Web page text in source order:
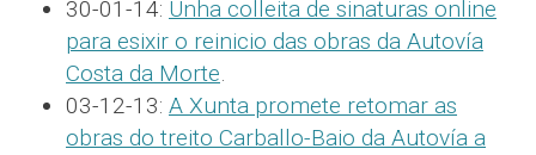
30-01-14: Unha colleita de sinaturas online
para esixir o reinicio das obras da Autovía
Costa da Morte.
03-12-13: A Xunta promete retomar as
obras do treito Carballo-Baio da Autovía a